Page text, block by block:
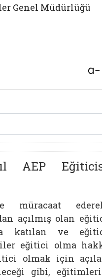
Genel Müdürlüğü
AEP
müracaat
açılmış olan
katılan ve
eğitici olma
olmak için
gibi,